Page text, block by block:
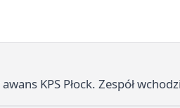
KPS Płock. Zespół